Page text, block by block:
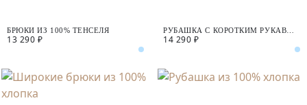
БРЮКИ ИЗ 100% ТЕНСЕЛЯ
13 290 ₽
РУБАШКА С КОРОТКИМ РУКАВОМ
ИЗ 100% ТЕНСЕЛЯ
14 290 ₽